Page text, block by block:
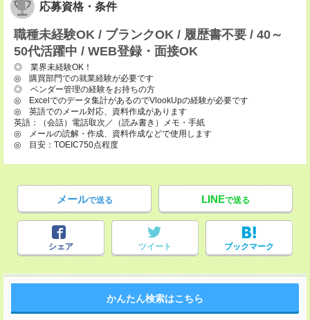
応募資格・条件
職種未経験OK / ブランクOK / 履歴書不要 / 40～
50代活躍中 / WEB登録・面接OK
◎ 業界未経験OK！
◎ 購買部門での就業経験が必要です
◎ ベンダー管理の経験をお持ちの方
◎ Excelでのデータ集計があるのでVlookUpの経験が必要です
◎ 英語でのメール対応、資料作成があります
英語：（会話）電話取次／（読み書き）メモ・手紙
◎ メールの読解・作成、資料作成などで使用します
◎ 目安：TOEIC750点程度
メールで送る LINEで送る
シェア ツイート ブックマーク
かんたん検索はこちら